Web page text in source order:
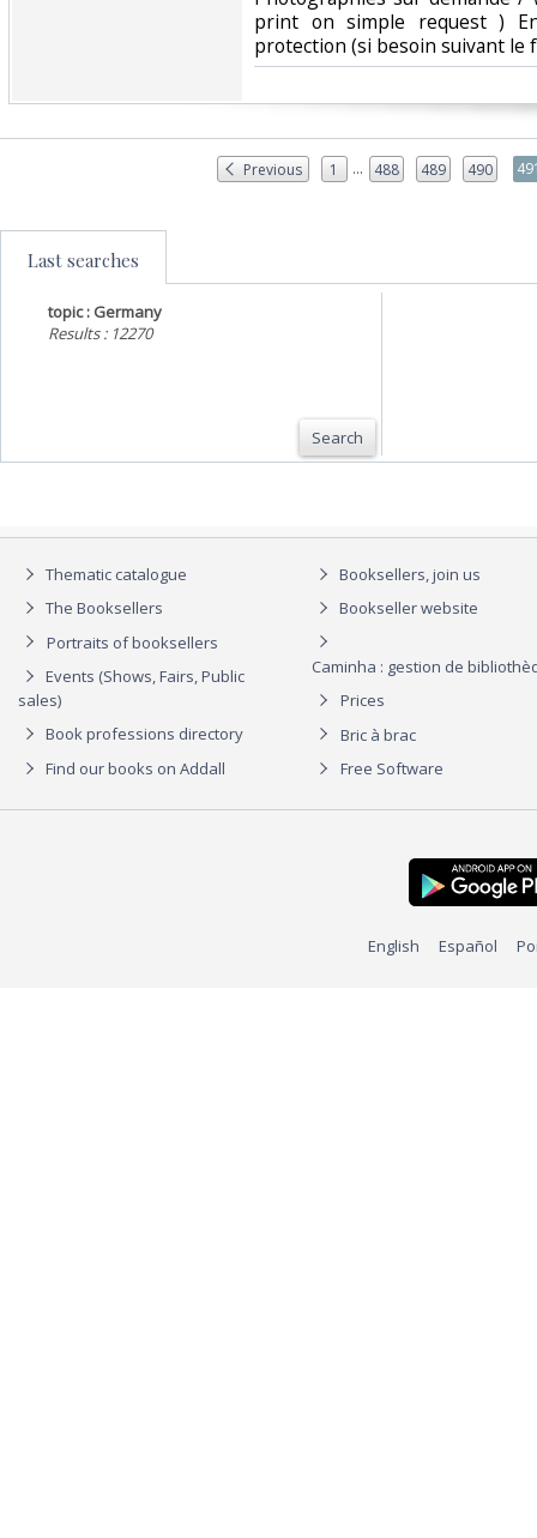
print on simple request )
protection (si besoin suivant le
Previous 1 ... 488 489 490
Last searches
topic : Germany
Results : 12270
Search
Thematic catalogue
The Booksellers
Portraits of booksellers
Events (Shows, Fairs, Public
sales)
Book professions directory
Find our books on Addall
Booksellers, join us
Bookseller website
Caminha : gestion de
Prices
Bric à brac
Free Software
English Español